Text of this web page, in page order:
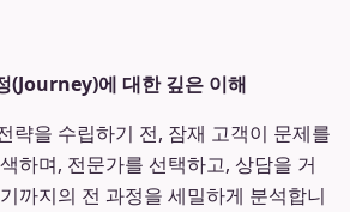
(Journey)에 대한 깊은 이해
략을 수립하기 전, 잠재 고객이 문제를
하며, 전문가를 선택하고, 상담을 거
까지의 전 과정을 세밀하게 분석합니